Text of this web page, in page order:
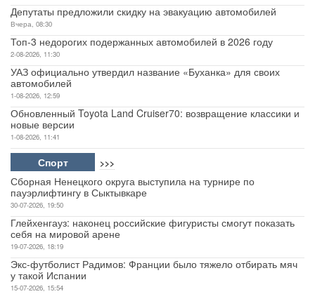
Депутаты предложили скидку на эвакуацию автомобилей
Вчера, 08:30
Топ-3 недорогих подержанных автомобилей в 2026 году
2-08-2026, 11:30
УАЗ официально утвердил название «Буханка» для своих
автомобилей
1-08-2026, 12:59
Обновленный Toyota Land Cruiser70: возвращение классики и
новые версии
1-08-2026, 11:41
Спорт >>>
Сборная Ненецкого округа выступила на турнире по
пауэрлифтингу в Сыктывкаре
30-07-2026, 19:50
Глейхенгауз: наконец российские фигуристы смогут показать
себя на мировой арене
19-07-2026, 18:19
Экс-футболист Радимов: Франции было тяжело отбирать мяч
у такой Испании
15-07-2026, 15:54